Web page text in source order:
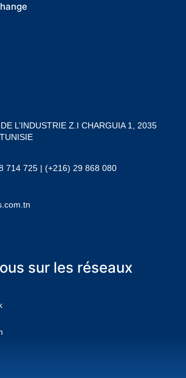
L’INDUSTRIE Z.I CHARGUIA 1, 2035
714 725 | (+216) 29 868 080
sur les réseaux